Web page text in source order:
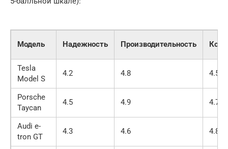
Модель Надежность Производительность
Tesla
Model S
4.2 4.8 4.5
Porsche
Taycan
4.5 4.9 4.7
Audi e-
tron GT
4.3 4.6 4.8